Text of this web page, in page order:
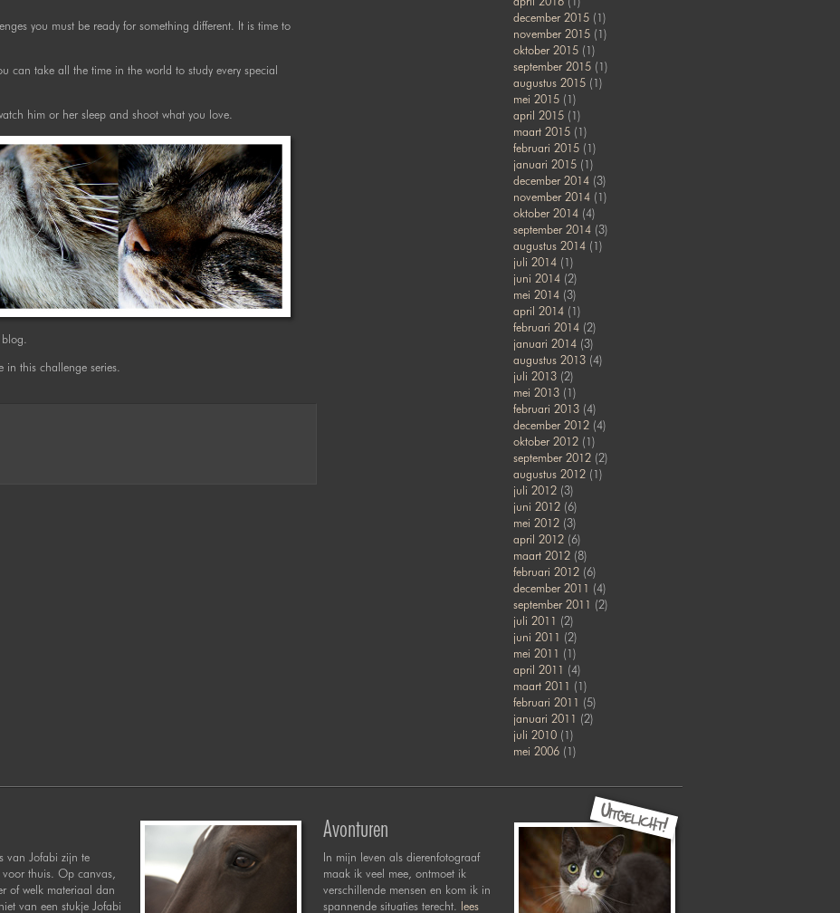
you must be ready for something different. It is time to
can take all the time in the world to study every special
him or her sleep and shoot what you love.
this challenge series.
december 2015(1)
november 2015(1)
oktober 2015(1)
september 2015(1)
augustus 2015(1)
mei 2015(1)
april 2015(1)
maart 2015(1)
februari 2015(1)
januari 2015(1)
december 2014(3)
november 2014(1)
oktober 2014(4)
september 2014(3)
augustus 2014(1)
juli 2014(1)
juni 2014(2)
mei 2014(3)
april 2014(1)
februari 2014(2)
januari 2014(3)
augustus 2013(4)
juli 2013(2)
mei 2013(1)
februari 2013(4)
december 2012(4)
oktober 2012(1)
september 2012(2)
augustus 2012(1)
juli 2012(3)
juni 2012(6)
mei 2012(3)
april 2012(6)
maart 2012(8)
februari 2012(6)
december 2011 (4)
september 2011 (2)
juli 2011 (2)
juni 2011 (2)
mei 2011 (1)
april 2011 (4)
maart 2011 (1)
februari 2011 (5)
januari 2011 (2)
juli 2010(1)
mei 2006(1)
van Jofabi zijn te
voor thuis. Op canvas,
of welk materiaal dan
van een stukje Jofabi
Avonturen
In mijn leven als dierenfotograaf
maak ik veel mee, ontmoet ik
verschillende mensen en kom ik in
spannende situaties terecht. lees